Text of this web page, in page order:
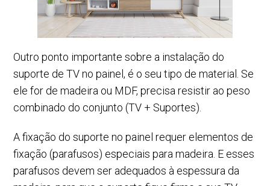
Outro ponto importante sobre a instalação do
suporte de TV no painel, é o seu tipo de material. Se
ele for de madeira ou MDF, precisa resistir ao peso
combinado do conjunto (TV + Suportes).
A fixação do suporte no painel requer elementos de
fixação (parafusos) especiais para madeira. E esses
parafusos devem ser adequados à espessura da